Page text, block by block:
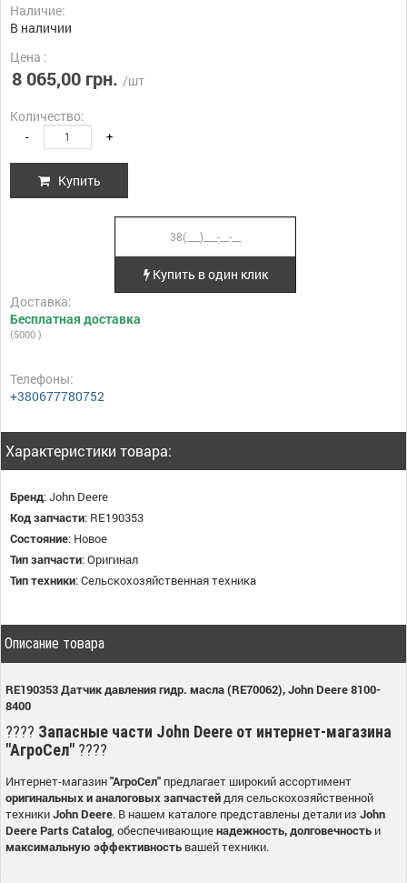
Наличие:
В наличии
Цена :
8 065,00 грн. /шт
Количество:
- +
Купить
Купить в один клик
Доставка:
Бесплатная доставка
(5000 )
Телефоны:
+380677780752
Характеристики товара:
Бренд:John Deere
Код запчасти: RE190353
Состояние: Новое
Тип запчасти:Оригинал
Тип техники:Сельскохозяйственная техника
Описание товара
RE190353 Датчик давления гидр. масла (RE70062), John Deere 8100-
8400
???? Запасные части John Deere от интернет-магазина
"АгроСел" ????
Интернет-магазин"АгроСел" предлагает широкий ассортимент
оригинальных и аналоговых запчастей для сельскохозяйственной
техникиJohn Deere. В нашем каталоге представлены детали из John
Deere Parts Catalog , обеспечивающиенадежность, долговечность и
максимальную эффективность вашей техники.